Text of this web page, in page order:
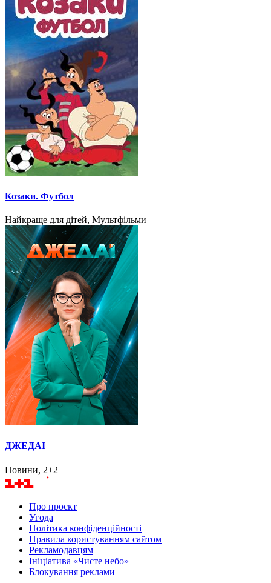
Козаки. Футбол
Найкраще для дітей, Мультфільми
ДЖЕДАІ
Новини, 2+2
Про проєкт
Угода
Політика конфіденційності
Правила користуванням сайтом
Рекламодавцям
Ініціатива «Чисте небо»
Блокування реклами